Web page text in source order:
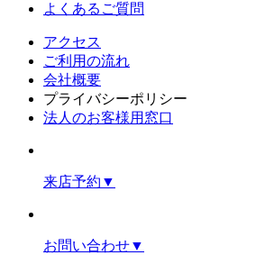
よくあるご質問
アクセス
ご利用の流れ
会社概要
プライバシーポリシー
法人のお客様用窓口
来店予約 ▼
お問い合わせ▼